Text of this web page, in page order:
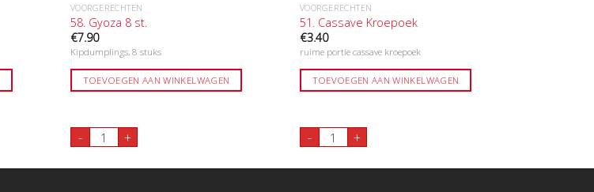
VOORGERECHTEN
58. Gyoza 8 st.
€7.90
Kipdumplings, 8 stuks
TOEVOEGEN AAN WINKELWAGEN
- 58. Gyoza 8 st. aantal
+
VOORGERECHTEN
51. Cassave Kroepoek
€3.40
ruime portie cassave kroepoek
TOEVOEGEN AAN WINKELWAGEN
- 51. Cassave Kroepoek aantal
+